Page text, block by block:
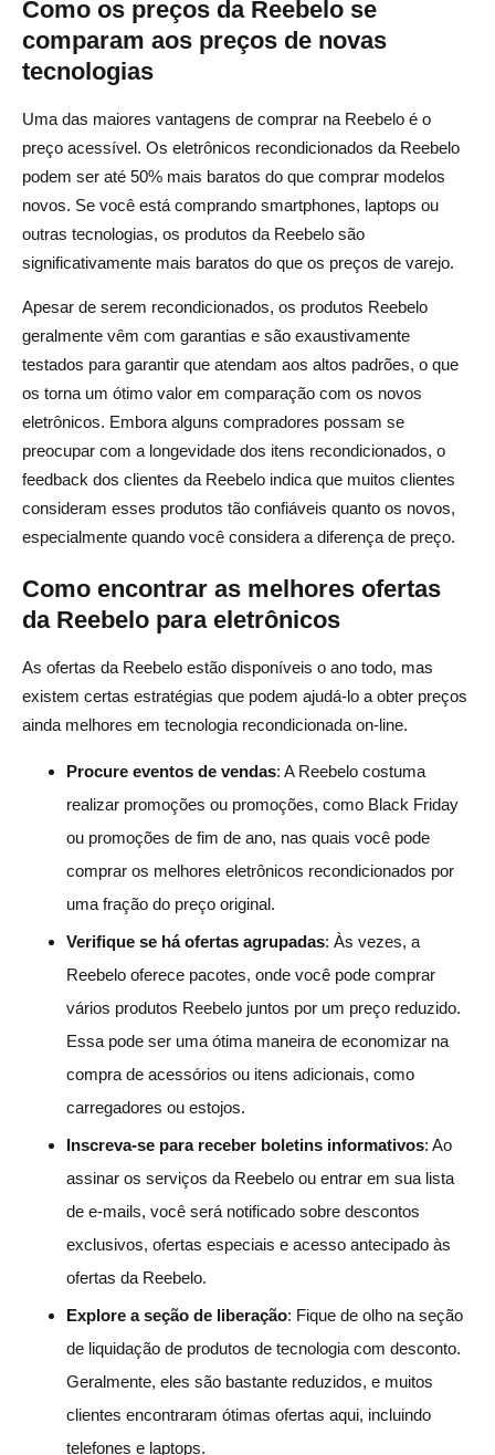
Como os preços da Reebelo se
comparam aos preços de novas
tecnologias
Uma das maiores vantagens de comprar na Reebelo é o
preço acessível. Os eletrônicos recondicionados da Reebelo
podem ser até 50% mais baratos do que comprar modelos
novos. Se você está comprando smartphones, laptops ou
outras tecnologias, os produtos da Reebelo são
significativamente mais baratos do que os preços de varejo.
Apesar de serem recondicionados, os produtos Reebelo
geralmente vêm com garantias e são exaustivamente
testados para garantir que atendam aos altos padrões, o que
os torna um ótimo valor em comparação com os novos
eletrônicos. Embora alguns compradores possam se
preocupar com a longevidade dos itens recondicionados, o
feedback dos clientes da Reebelo indica que muitos clientes
consideram esses produtos tão confiáveis quanto os novos,
especialmente quando você considera a diferença de preço.
Como encontrar as melhores ofertas
da Reebelo para eletrônicos
As ofertas da Reebelo estão disponíveis o ano todo, mas
existem certas estratégias que podem ajudá-lo a obter preços
ainda melhores em tecnologia recondicionada on-line.
Procure eventos de vendas: A Reebelo costuma
realizar promoções ou promoções, como Black Friday
ou promoções de fim de ano, nas quais você pode
comprar os melhores eletrônicos recondicionados por
uma fração do preço original.
Verifique se há ofertas agrupadas: Às vezes, a
Reebelo oferece pacotes, onde você pode comprar
vários produtos Reebelo juntos por um preço reduzido.
Essa pode ser uma ótima maneira de economizar na
compra de acessórios ou itens adicionais, como
carregadores ou estojos.
Inscreva-se para receber boletins informativos: Ao
assinar os serviços da Reebelo ou entrar em sua lista
de e-mails, você será notificado sobre descontos
exclusivos, ofertas especiais e acesso antecipado às
ofertas da Reebelo.
Explore a seção de liberação: Fique de olho na seção
de liquidação de produtos de tecnologia com desconto.
Geralmente, eles são bastante reduzidos, e muitos
clientes encontraram ótimas ofertas aqui, incluindo
telefones e laptops.